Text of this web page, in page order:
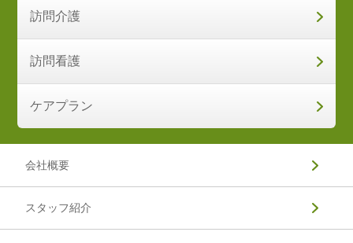
訪問介護
訪問看護
ケアプラン
会社概要
スタッフ紹介